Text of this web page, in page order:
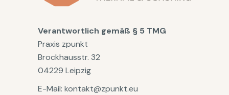
Verantwortlich gemäß § 5 TMG
Praxis zpunkt
Brockhausstr. 32
04229 Leipzig
E-Mail: kontakt@zpunkt.eu